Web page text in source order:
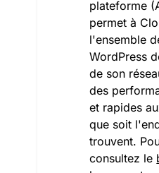
plateforme
permet à
l'ensemble
WordPress
de son
des
et rapides
que soit
trouvent.
consultez le